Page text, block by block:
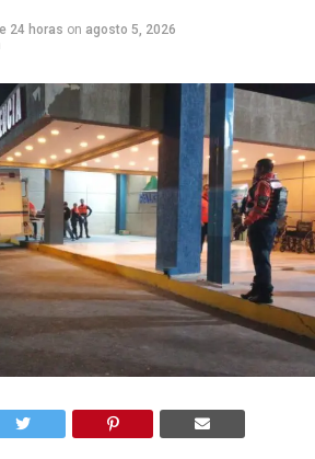
24 horas on agosto 5, 2026